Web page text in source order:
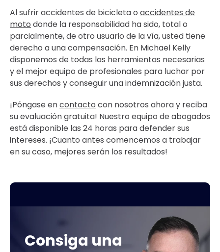
Al sufrir accidentes de bicicleta o accidentes de
moto donde la responsabilidad ha sido, total o
parcialmente, de otro usuario de la vía, usted tiene
derecho a una compensación. En Michael Kelly
disponemos de todas las herramientas necesarias
y el mejor equipo de profesionales para luchar por
sus derechos y conseguir una indemnización justa.
¡Póngase encontacto con nosotros ahora y reciba
su evaluación gratuita! Nuestro equipo de abogados
está disponible las 24 horas para defender sus
intereses. ¡Cuanto antes comencemos a trabajar
en su caso, mejores serán los resultados!
Consiga una